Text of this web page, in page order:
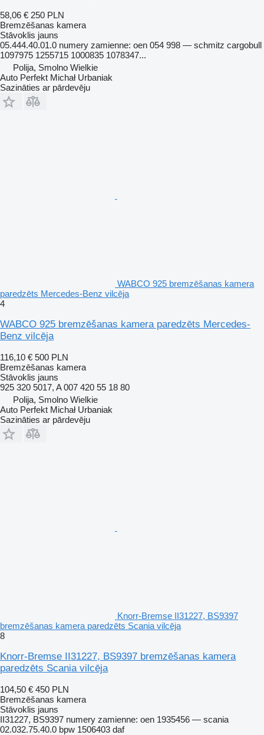
58,06 € 250 PLN
Bremzēšanas kamera
Stāvoklis jauns
05.444.40.01.0 numery zamienne: oen 054 998 — schmitz cargobull
1097975 1255715 1000835 1078347...
Polija, Smolno Wielkie
Auto Perfekt Michał Urbaniak
Sazināties ar pārdevēju
WABCO 925 bremzēšanas kamera
paredzēts Mercedes-Benz vilcēja
4
WABCO 925 bremzēšanas kamera paredzēts Mercedes-
Benz vilcēja
116,10 € 500 PLN
Bremzēšanas kamera
Stāvoklis jauns
925 320 5017, A 007 420 55 18 80
Polija, Smolno Wielkie
Auto Perfekt Michał Urbaniak
Sazināties ar pārdevēju
Knorr-Bremse II31227, BS9397
bremzēšanas kamera paredzēts Scania vilcēja
8
Knorr-Bremse II31227, BS9397 bremzēšanas kamera
paredzēts Scania vilcēja
104,50 € 450 PLN
Bremzēšanas kamera
Stāvoklis jauns
II31227, BS9397 numery zamienne: oen 1935456 — scania
02.032.75.40.0 bpw 1506403 daf